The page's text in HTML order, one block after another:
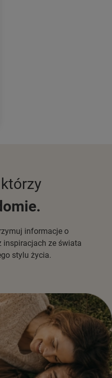
informacje o
inspiracjach ze świata
stylu życia.